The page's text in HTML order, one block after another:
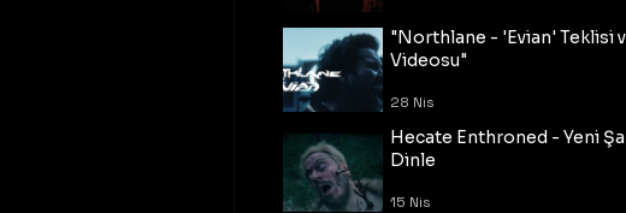
"Northlane - 'Evian' Teklisi
Videosu"
28 Nis
Hecate Enthroned - Yeni
Dinle
15 Nis